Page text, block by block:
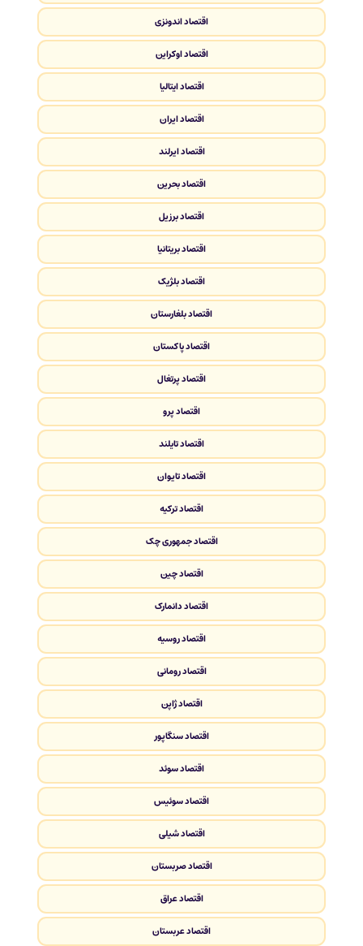
اقتصاد اندونزی
اقتصاد اوکراین
اقتصاد ایتالیا
اقتصاد ایران
اقتصاد ایرلند
اقتصاد بحرین
اقتصاد برزیل
اقتصاد بریتانیا
اقتصاد بلژیک
اقتصاد بلغارستان
اقتصاد پاکستان
اقتصاد پرتغال
اقتصاد پرو
اقتصاد تایلند
اقتصاد تایوان
اقتصاد ترکیه
اقتصاد جمهوری چک
اقتصاد چین
اقتصاد دانمارک
اقتصاد روسیه
اقتصاد رومانی
اقتصاد ژاپن
اقتصاد سنگاپور
اقتصاد سوئد
اقتصاد سوئیس
اقتصاد شیلی
اقتصاد صربستان
اقتصاد عراق
اقتصاد عربستان